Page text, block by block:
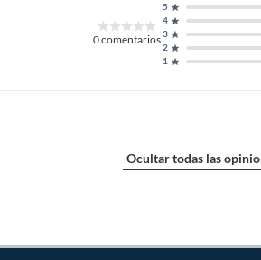
0comentarios
1
2
3
4
5
Ocultar todas las